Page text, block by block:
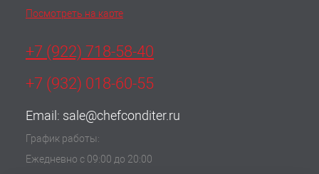
Посмотреть на карте
+7 (922) 718-58-40
+7 (932) 018-60-55
Email: sale@chefconditer.ru
График работы:
Ежедневно с 09:00 до 20:00